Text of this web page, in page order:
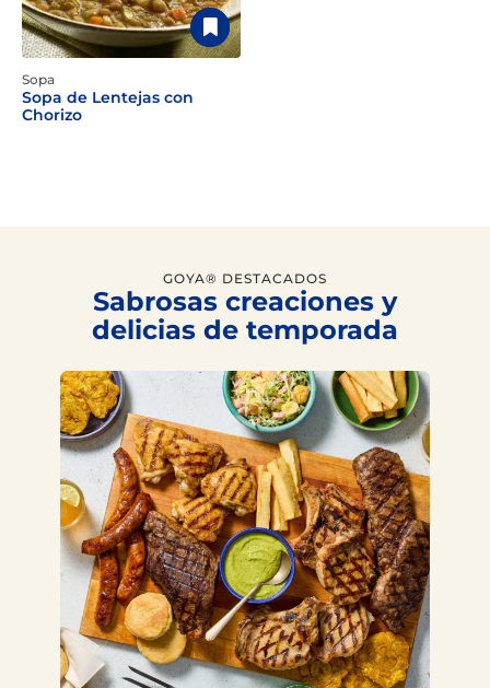
Sopa
Sopa de Lentejas con
Chorizo
GOYA® DESTACADOS
Sabrosas creaciones y
delicias de temporada